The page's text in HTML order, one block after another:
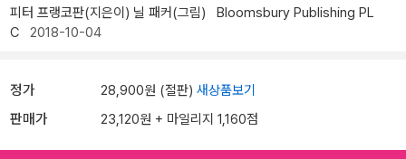
피터 프랭코판(지은이) 닐 패커(그림)
Bloomsbury Publishing PL
C 2018-10-04
정가 28,900원 (절판) 새상품보기
판매가 23,120원 + 마일리지 1,160점